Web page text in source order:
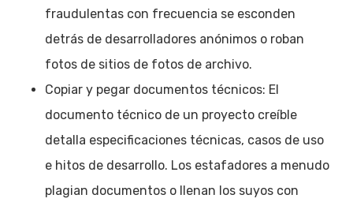
fraudulentas con frecuencia se esconden
detrás de desarrolladores anónimos o roban
fotos de sitios de fotos de archivo.
Copiar y pegar documentos técnicos: El
documento técnico de un proyecto creíble
detalla especificaciones técnicas, casos de uso
e hitos de desarrollo. Los estafadores a menudo
plagian documentos o llenan los suyos con